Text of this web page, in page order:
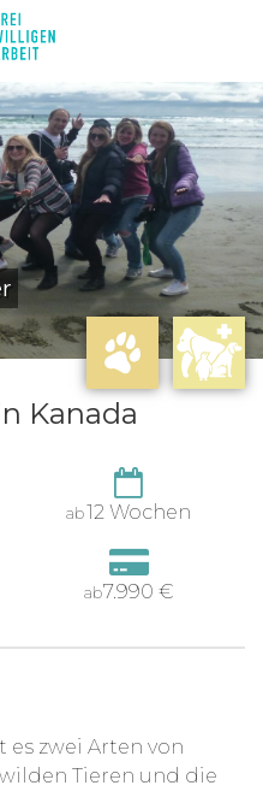
Kanada
ab12 Wochen
ab7.990 €
zwei Arten von
Tieren und die